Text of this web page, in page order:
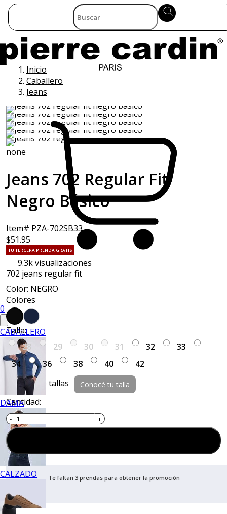
0
CABALLERO
DAMA
CALZADO
Inicio
Caballero
Jeans
none
Jeans 702 Regular Fit
Negro Básico
Item# PZA-702SB33
$51.95
TU TERCERA PRENDA GRATIS
9.3kvisualizaciones
702 jeans regular fit
Color: NEGRO
Colores
Talla:
28
29 30 31 32
33
34
36 38 40
42
Guía de tallas
Conocé tu talla
Cantidad:
Te faltan 3 prendas para obtener la promoción